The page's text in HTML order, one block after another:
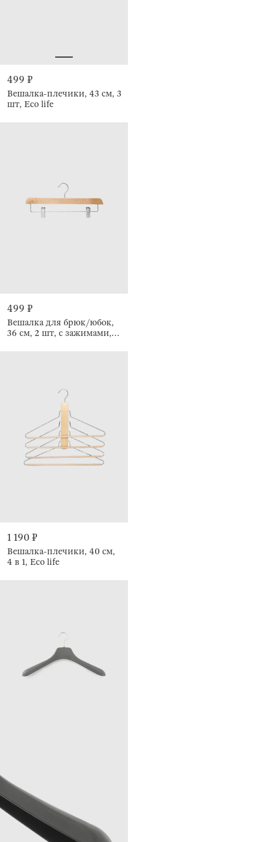
499 ₽
Вешалка-плечики, 43 см, 3
шт, Eco life
499 ₽
Вешалка для брюк/юбок,
36 см, 2 шт, с зажимами,
1 190 ₽
Вешалка-плечики, 40 см,
4 в 1, Eco life